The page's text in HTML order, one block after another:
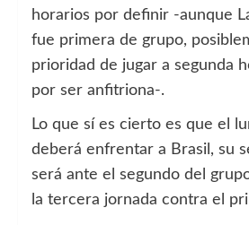
horarios por definir -aunque
fue primera de grupo,
prioridad de jugar a segunda
por ser anfitriona-.
Lo que sí es cierto es que el
deberá enfrentar a Brasil, su
será ante el segundo del
la tercera jornada contra el